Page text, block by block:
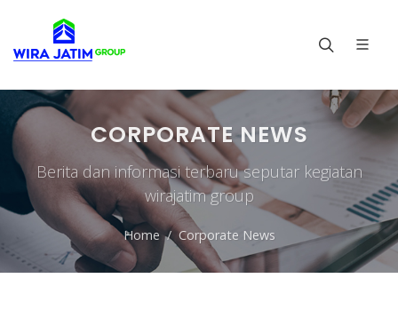
CORPORATE NEWS
Berita dan informasi terbaru seputar kegiatan
wirajatim group
Home Corporate News